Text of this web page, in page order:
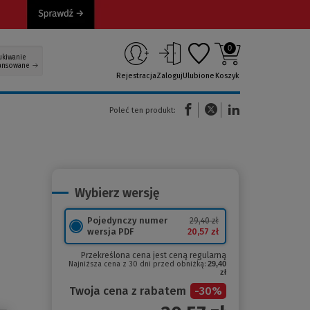
RejestracjaZalogujUlubione
0
Koszyk
Poleć ten produkt:
(Nowe okno)(Link do innej strony)
Wybierz wersję
Pojedynczy numer
wersja PDF
29,40 zł
20,57 zł
Przekreślona cena jest ceną regularną
Najniższa cena z 30 dni przed obniżką: 29,40
zł
Twoja cena z rabatem -30%